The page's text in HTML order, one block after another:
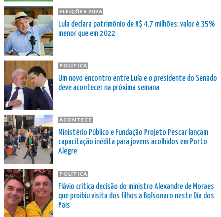
ELEIÇÕES 2026
Lula declara patrimônio de R$ 4,7 milhões; valor é 35%
menor que em 2022
POLÍTICA
Um novo encontro entre Lula e o presidente do Senado
deve acontecer na próxima semana
ACONTECE
Ministério Público e Fundação Projeto Pescar lançam
capacitação inédita para jovens acolhidos em Porto
Alegre
POLÍTICA
Flávio critica decisão do ministro Alexandre de Moraes
que proibiu visita dos filhos a Bolsonaro neste Dia dos
Pais